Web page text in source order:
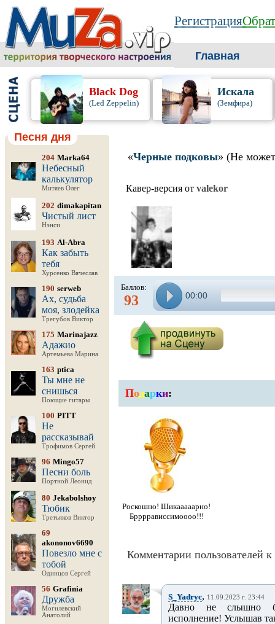
Регистрация
Главная
Black Dog
(Led Zeppelin)
Искала
(Земфира)
Песня дня
204 Marka64
Небесный
калькулятор
Митяев Олег
202 dimakapitan
Чистый лист
Нэнси
193 Al-Abra
Как забыть
тебя
Хурсенко Вячеслав
190 serweb
Ах, судьба
моя, злодейка
Трегубов Виктор
175 Marinajazz
Адажио
Артемьева Марина
163 ptica
Ты мне не
снишься
Поющие гитары
100 PITT
Не
рассказывай
Трофимов Сергей
96 Mingo57
Песни боль
Портной Леонид
80 Jekabolshoy
Тюбик
Третьяков Виктор
69
akononov6690
Повезло мне с
тобой
Одинцов Сергей
56 Grafinia
Дружба
Могилевский
Анатолий
«Черные подковы» (Не
Кавер-версия от valekor
Баллов:
93 00:00
Подарки:
Роскошно! Шикааааарно!
Бррррависсимоооо!!!
Комментарии пользователей к
S_Yadryc, 11.09.2023 г. 23:44
Давно не слышно
исполнение! Услышав